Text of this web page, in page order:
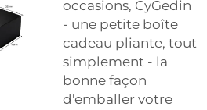
occasions, CyGedin
- une petite boîte
cadeau pliante, tout
simplement - la
bonne façon
d'emballer votre